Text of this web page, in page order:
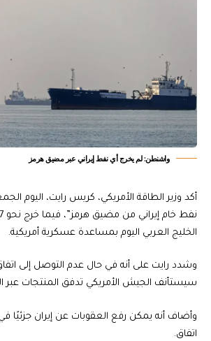
واشنطن: لم يخرج أي نفط إيراني عبر مضيق هرمز
أكد وزير الطاقة الأمريكي، كريس رايت، اليوم
الخليج العربي اليوم بمساعدة عسكرية أمريكية.
وشدد رايت على أنه في حال عدم التوصل إلى
سيستأنف الجيش الأمريكي تدفق المنتجات عبر
وأضاف أنه يمكن رفع العقوبات عن إيران جزئيًا
اتفاق.